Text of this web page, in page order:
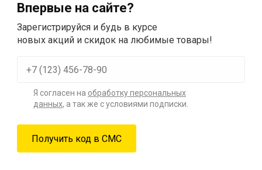
Впервые на сайте?
Зарегистрируйся и будь в курсе
новых акций и скидок на любимые товары!
Я согласен на обработку персональных
данных, а так же с условиями подписки.